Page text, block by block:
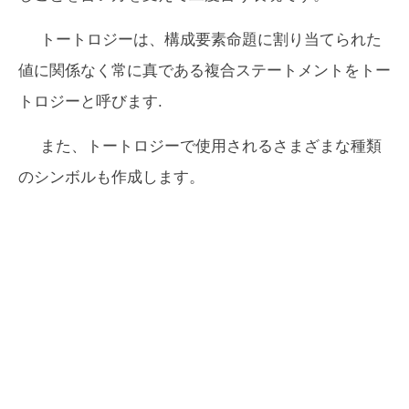
トートロジーは、構成要素命題に割り当てられた
値に関係なく常に真である複合ステートメントをトー
トロジーと呼びます.
また、トートロジーで使用されるさまざまな種類
のシンボルも作成します。